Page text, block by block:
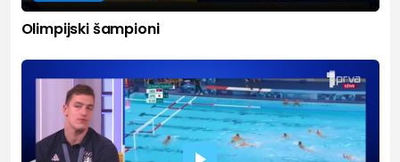
Olimpijski šampioni